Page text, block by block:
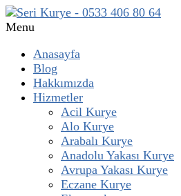
Menu
Anasayfa
Blog
Hakkımızda
Hizmetler
Acil Kurye
Alo Kurye
Arabalı Kurye
Anadolu Yakası Kurye
Avrupa Yakası Kurye
Eczane Kurye